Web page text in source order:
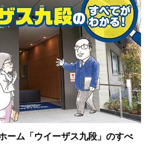
ーム「ウイーザス九段」のすべ